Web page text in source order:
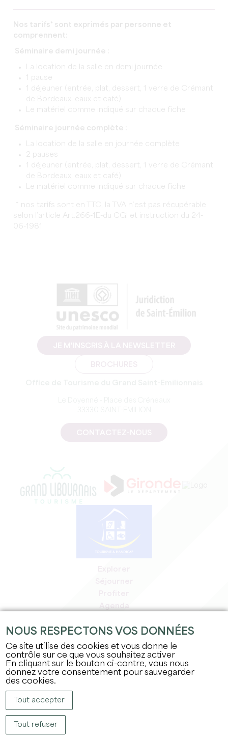
Nos tarifs* sont exprimés par personne et
comprennent:
Séminaire demi journée :
La location de la salle en demi journée
1 pause
1 déjeuner (entrée, plat, dessert, 1 verre de Crémant
de Bordeaux, eaux et café)
Le matériel comme indiqué sur chaque fiche
Séminaire journée complète :
La location de la salle en journée complète
2 pauses
1 déjeuner (entrée, plat, dessert, 1 verre de Crémant
de Bordeaux, eaux et café)
Le matériel comme indiqué sur chaque fiche
* nos tarifs sont en TTC, la TVA n’est pas récupérable
selon l’article Art.266-1E-du CGI et instruction du 24-
06-1981
Agenda
Espace adhérents
Espace presse
Emplois & stages
Mentions légales
NOUS RESPECTONS VOS DONNÉES
Ce site utilise des cookies et vous donne le
contrôle sur ce que vous souhaitez activer
En cliquant sur le bouton ci-contre, vous nous
donnez votre consentement pour sauvegarder
des cookies.
Tout accepter
Tout refuser